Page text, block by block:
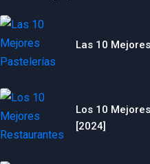
Las 10
Los 10
[2024]